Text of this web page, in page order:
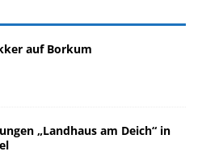
auf Borkum
„Landhaus am Deich“ in